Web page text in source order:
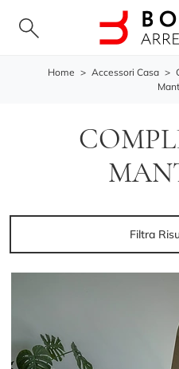
Home > Accessori Casa >
Filtra